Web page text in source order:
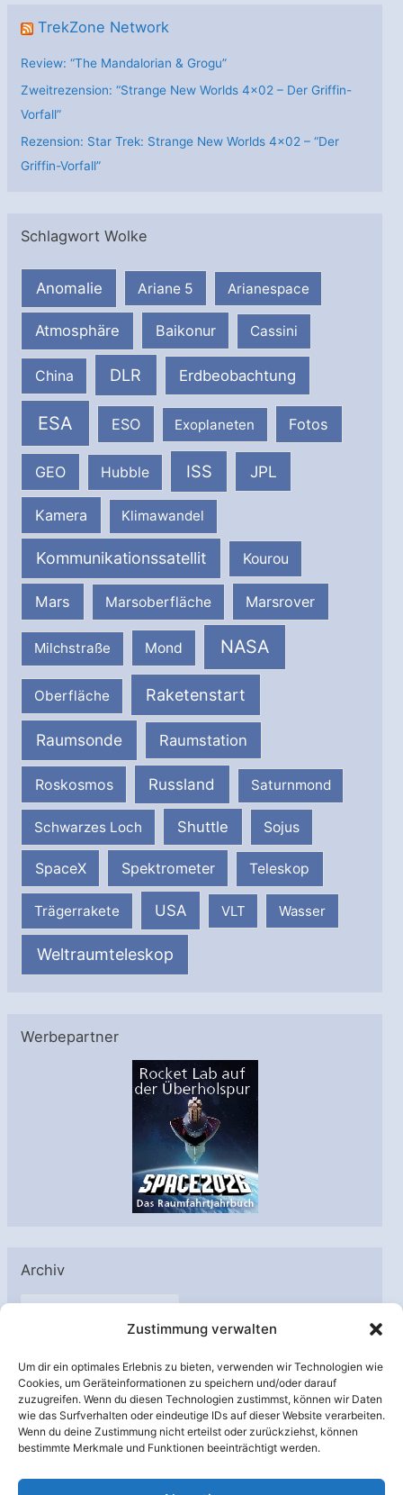
Zustimmung verwalten
Um dir ein optimales Erlebnis zu bieten, verwenden wir Technologien wie
Cookies, um Geräteinformationen zu speichern und/oder darauf
zuzugreifen. Wenn du diesen Technologien zustimmst, können wir Daten
wie das Surfverhalten oder eindeutige IDs auf dieser Website verarbeiten.
Wenn du deine Zustimmung nicht erteilst oder zurückziehst, können
bestimmte Merkmale und Funktionen beeinträchtigt werden.
TrekZone Network
Review: “The Mandalorian & Grogu”
Zweitrezension: “Strange New Worlds 4×02 – Der Griffin-
Vorfall”
Rezension: Star Trek: Strange New Worlds 4×02 – “Der
Griffin-Vorfall”
Schlagwort Wolke
Anomalie Ariane 5 Arianespace
Atmosphäre Baikonur Cassini
China DLR Erdbeobachtung
ESA ESO Exoplaneten Fotos
GEO Hubble ISS JPL
Kamera Klimawandel
Kommunikationssatellit Kourou
Mars Marsoberfläche Marsrover
Milchstraße Mond NASA
Oberfläche Raketenstart
Raumsonde Raumstation
Roskosmos Russland Saturnmond
Schwarzes Loch Shuttle Sojus
SpaceX Spektrometer Teleskop
Trägerrakete USA VLT Wasser
Weltraumteleskop
Werbepartner
Archiv
A
h
i
v
Unterstützt von: